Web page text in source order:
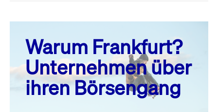
August 26
MO. DI. MI. DO. FR. SA. SO.
1
2
3
4 5 6 7 8
Warum Frankfurt?
Unternehmen über
ihren Börsengang